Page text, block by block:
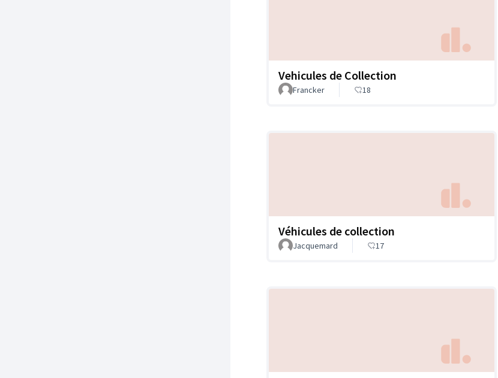
Vehicules de Collection
Francker 18
Véhicules de collection
Jacquemard 17